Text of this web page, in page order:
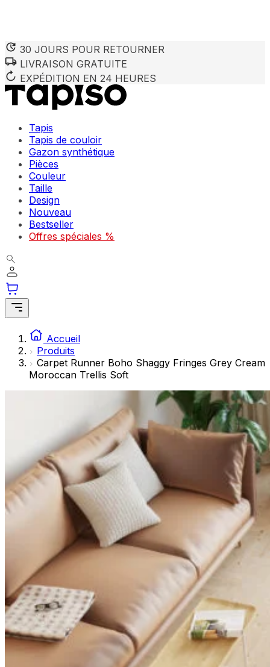
30 JOURS POUR RETOURNER
LIVRAISON GRATUITE
EXPÉDITION EN 24 HEURES
Tapis
Tapis de couloir
Gazon synthétique
Pièces
Couleur
Taille
Design
Nouveau
Bestseller
Offres spéciales %
Accueil
Produits
Carpet Runner Boho Shaggy Fringes Grey Cream
Moroccan Trellis Soft
Nous utilisons des cookies pour personnaliser le contenu
partenaires peuvent combiner ces informations avec
utilisation de leurs services.
Les cookies indispensables sont cruciaux pour les
Les cookies liés aux préférences permettent au site de
comme votre langue préférée ou la région dans laquelle
Les cookies marketing sont utilisés pour suivre les
engageantes pour l'utilisateur individuel et, par
Non classés
Les cookies non classés sont des cookies qui sont en